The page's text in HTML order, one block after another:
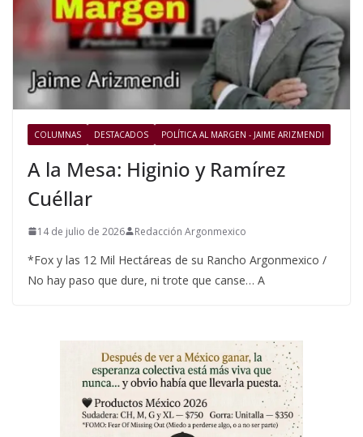
COLUMNAS DESTACADOS POLÍTICA AL MARGEN - JAIME ARIZMENDI
A la Mesa: Higinio y Ramírez
Cuéllar
14 de julio de 2026 Redacción Argonmexico
*Fox y las 12 Mil Hectáreas de su Rancho Argonmexico /
No hay paso que dure, ni trote que canse… A